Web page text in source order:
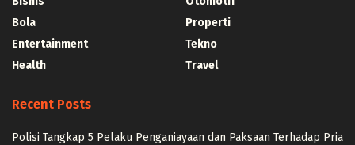
Bola
Entertainment
Health
Properti
Tekno
Travel
Recent Posts
Polisi Tangkap 5 Pelaku Penganiayaan dan Paksaan Terhadap Pria